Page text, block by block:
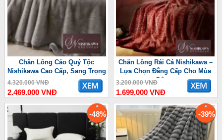
Chăn Lông Cáo Quý Tộc
Nishikawa Cao Cấp, Sang Trọng
4.320.000 VNĐ
2.469.000 VNĐ
Chăn Lông Rái Cá Nishikawa –
Lựa Chọn Đẳng Cấp Cho Mùa
Đông
3.200.000 VNĐ
1.699.000 VNĐ
-48% -39%